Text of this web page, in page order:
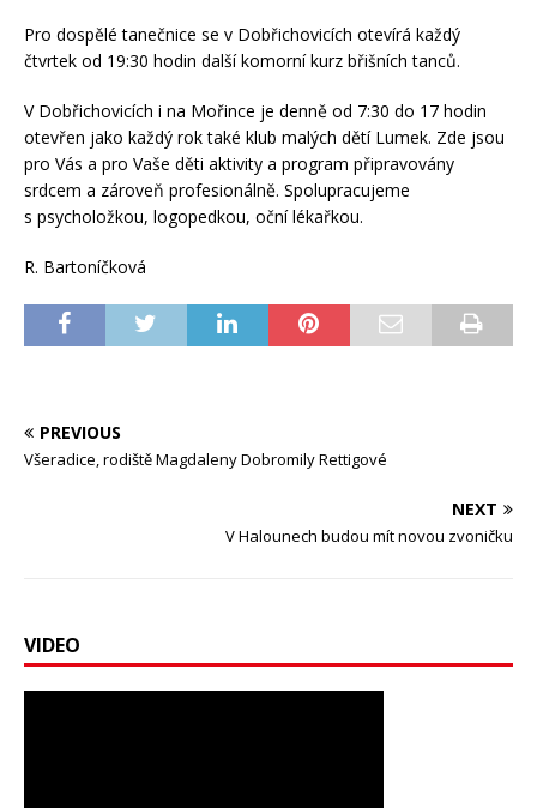
Pro dospělé tanečnice se v Dobřichovicích otevírá každý
čtvrtek od 19:30 hodin další komorní kurz břišních tanců.
V Dobřichovicích i na Mořince je denně od 7:30 do 17 hodin
otevřen jako každý rok také klub malých dětí Lumek. Zde jsou
pro Vás a pro Vaše děti aktivity a program připravovány
srdcem a zároveň profesionálně. Spolupracujeme
s psycholožkou, logopedkou, oční lékařkou.
R. Bartoníčková
PREVIOUS
Všeradice, rodiště Magdaleny Dobromily Rettigové
NEXT
V Halounech budou mít novou zvoničku
VIDEO